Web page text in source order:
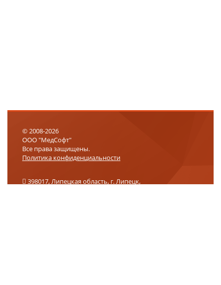
© 2008-2026
ООО "МедСофт"
Все права защищены.
Политика конфиденциальности
398017, Липецкая область, г. Липецк,